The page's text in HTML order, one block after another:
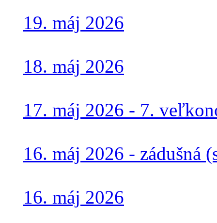
19. máj 2026
18. máj 2026
17. máj 2026 - 7.
16. máj 2026 - zádušná
16. máj 2026